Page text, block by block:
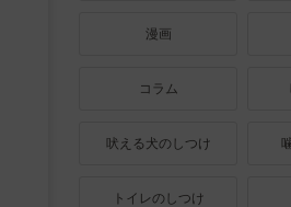
漫画
コラム
吠える犬のしつけ
トイレのしつけ